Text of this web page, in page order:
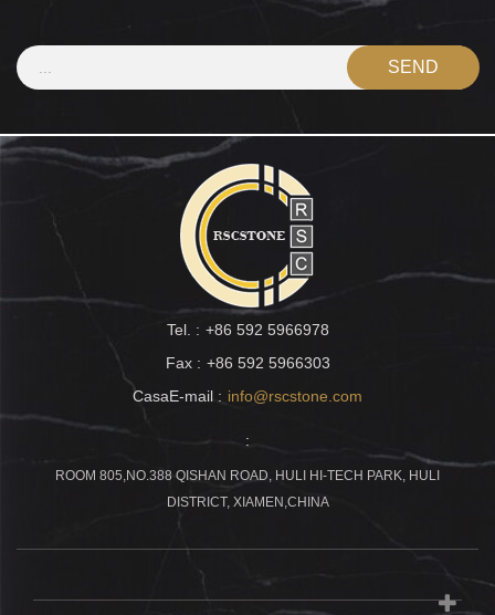
Tel. : +86 592 5966978
Fax : +86 592 5966303
CasaE-mail : info@rscstone.com
:
ROOM 805,NO.388 QISHAN ROAD, HULI HI-TECH PARK, HULI
DISTRICT, XIAMEN,CHINA